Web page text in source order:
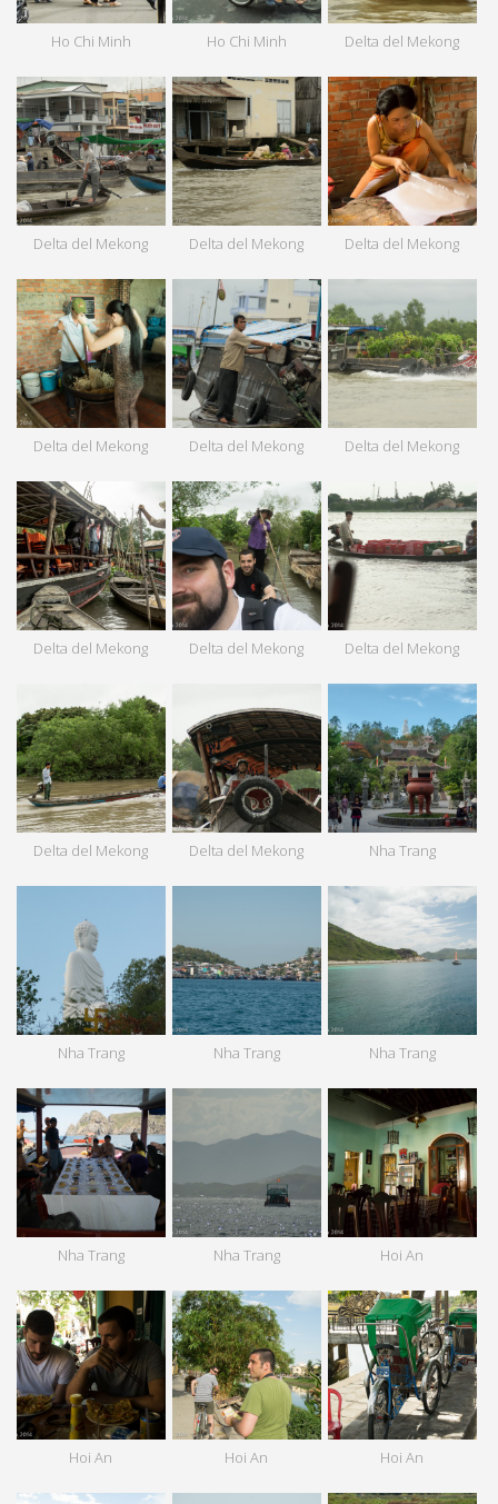
Ho Chi Minh Ho Chi Minh Delta del Mekong
Delta del Mekong Delta del Mekong Delta del Mekong
Delta del Mekong Delta del Mekong Delta del Mekong
Delta del Mekong Delta del Mekong Delta del Mekong
Delta del Mekong Delta del Mekong Nha Trang
Nha Trang Nha Trang Nha Trang
Nha Trang Nha Trang Hoi An
Hoi An Hoi An Hoi An